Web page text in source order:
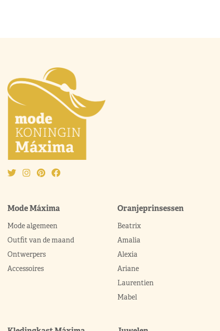
Mode Máxima
Mode algemeen
Outfit van de maand
Ontwerpers
Accessoires
Oranjeprinsessen
Beatrix
Amalia
Alexia
Ariane
Laurentien
Mabel